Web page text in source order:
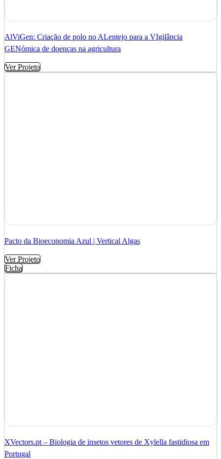
AlViGen: Criação de polo no ALentejo para a VIgilância
GENómica de doenças na agricultura
Ver Projeto
Pacto da Bioeconomia Azul | Vertical Algas
Ver Projeto
Ficha
XVectors.pt – Biologia de insetos vetores de Xylella fastidiosa em
Portugal